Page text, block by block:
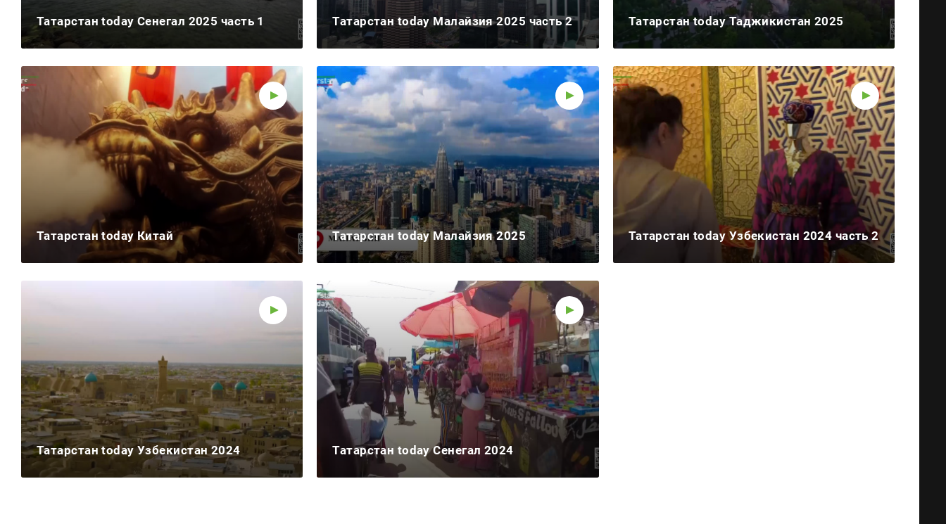
Татарстан today Сенегал 2025 часть 1 Татарстан today Малайзия 2025 часть 2 Татарстан today Таджикистан 2025
Татарстан today Китай Татарстан today Малайзия 2025 Татарстан today Узбекистан 2024 часть 2
Татарстан today Узбекистан 2024 Татарстан today Сенегал 2024